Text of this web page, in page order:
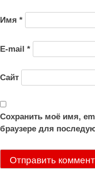
Имя *
E-mail *
Сайт
Сохранить моё имя,
браузере для